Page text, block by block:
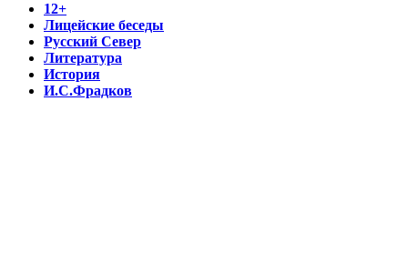
12+
Лицейские беседы
Русский Север
Литература
История
И.С.Фрадков